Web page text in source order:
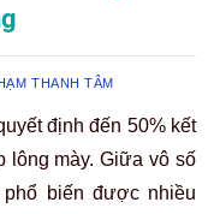
THANH TÂM
định đến 50% kết
lông mày. Giữa vô số
phổ biến được nhiều